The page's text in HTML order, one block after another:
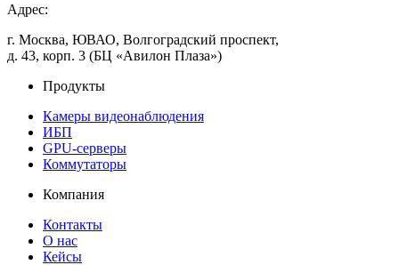
Адрес:
г. Москва, ЮВАО, Волгоградский проспект,
д. 43, корп. 3 (БЦ «Авилон Плаза»)
Продукты
Камеры видеонаблюдения
ИБП
GPU-серверы
Коммутаторы
Компания
Контакты
О нас
Кейсы